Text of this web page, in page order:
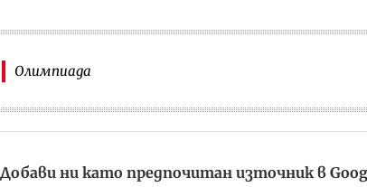
Олимпиада
Добави ни като предпочитан източник в